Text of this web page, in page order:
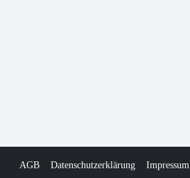
AGB Datenschutzerklärung Impressum